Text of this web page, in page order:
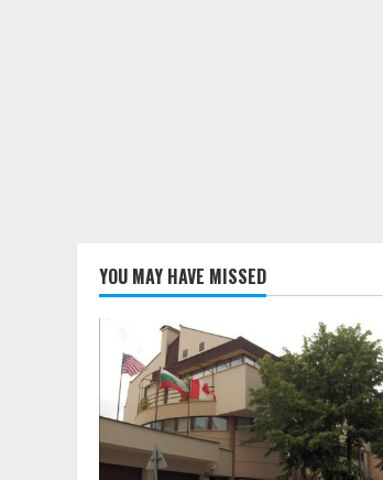
YOU MAY HAVE MISSED